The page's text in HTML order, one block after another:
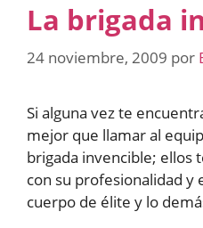
La brigada
24 noviembre, 2009 por
Si alguna vez te
mejor que llamar al
brigada invencible; ellos
con su profesionalidad y
cuerpo de élite y lo